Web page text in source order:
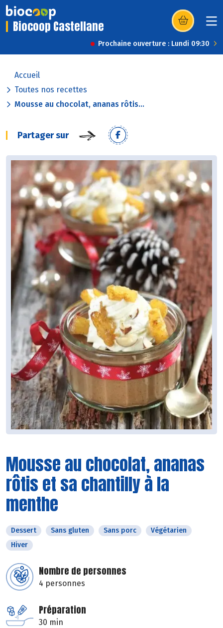
Biocoop Castellane (s’ouvre dans
Prochaine ouverture : Lundi 09:30
Accueil
Toutes nos recettes
Mousse au chocolat, ananas rôtis...
Partager sur
Mousse au chocolat, ananas
rôtis et sa chantilly à la
menthe
Dessert Sans gluten Sans porc
Végétarien
Hiver
Nombre de personnes
4 personnes
Préparation
30 min